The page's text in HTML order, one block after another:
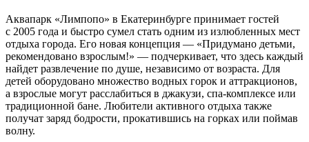
Аквапарк «Лимпопо» в Екатеринбурге принимает гостей
с 2005 года и быстро сумел стать одним из излюбленных мест
отдыха города. Его новая концепция — «Придумано детьми,
рекомендовано взрослым!» — подчеркивает, что здесь каждый
найдет развлечение по душе, независимо от возраста. Для
детей оборудовано множество водных горок и аттракционов,
а взрослые могут расслабиться в джакузи, спа-комплексе или
традиционной бане. Любители активного отдыха также
получат заряд бодрости, прокатившись на горках или поймав
волну.